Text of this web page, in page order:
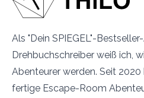
Als "Dein SPIEGEL"-
Drehbuchschreiber weiß ich,
Abenteurer werden. Seit
fertige Escape-Room